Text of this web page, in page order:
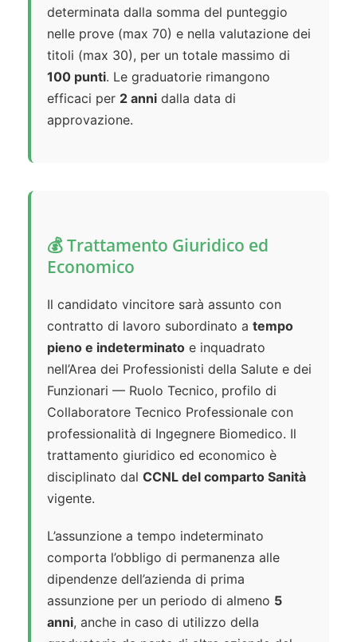
determinata dalla somma del punteggio
nelle prove (max 70) e nella valutazione dei
titoli (max 30), per un totale massimo di
100 punti. Le graduatorie rimangono
efficaci per 2 anni dalla data di
approvazione.
💰 Trattamento Giuridico ed
Economico
Il candidato vincitore sarà assunto con
contratto di lavoro subordinato a tempo
pieno e indeterminato e inquadrato
nell’Area dei Professionisti della Salute e dei
Funzionari — Ruolo Tecnico, profilo di
Collaboratore Tecnico Professionale con
professionalità di Ingegnere Biomedico. Il
trattamento giuridico ed economico è
disciplinato dal CCNL del comparto Sanità
vigente.
L’assunzione a tempo indeterminato
comporta l’obbligo di permanenza alle
dipendenze dell’azienda di prima
assunzione per un periodo di almeno 5
anni, anche in caso di utilizzo della